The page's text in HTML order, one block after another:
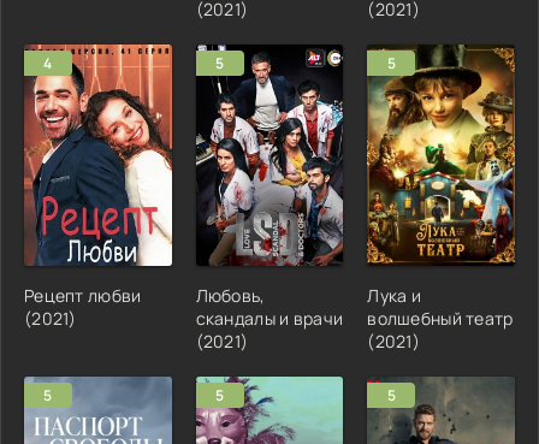
(2021)
(2021)
4
Рецепт любви
(2021)
5
Любовь,
скандалы и врачи
(2021)
5
Лука и
волшебный театр
(2021)
5 5 5